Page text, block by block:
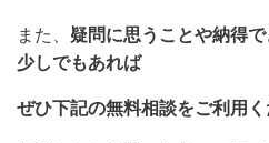
また、 疑問に思うことや納得
少しでもあれば
ぜひ下記の無料相談をご利用く